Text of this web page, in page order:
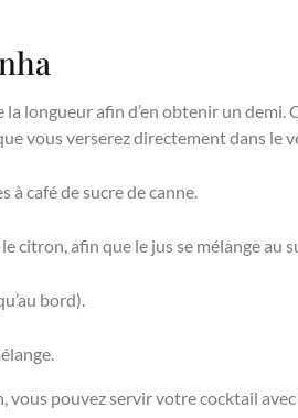
longueur afin d’en obtenir un demi.
vous verserez directement dans le
à café de sucre de canne.
citron, afin que le jus se mélange au
bord).
pouvez servir votre cocktail